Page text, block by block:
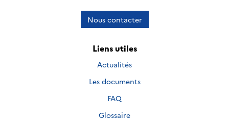
Nous contacter
Liens utiles
Actualités
Les documents
FAQ
Glossaire